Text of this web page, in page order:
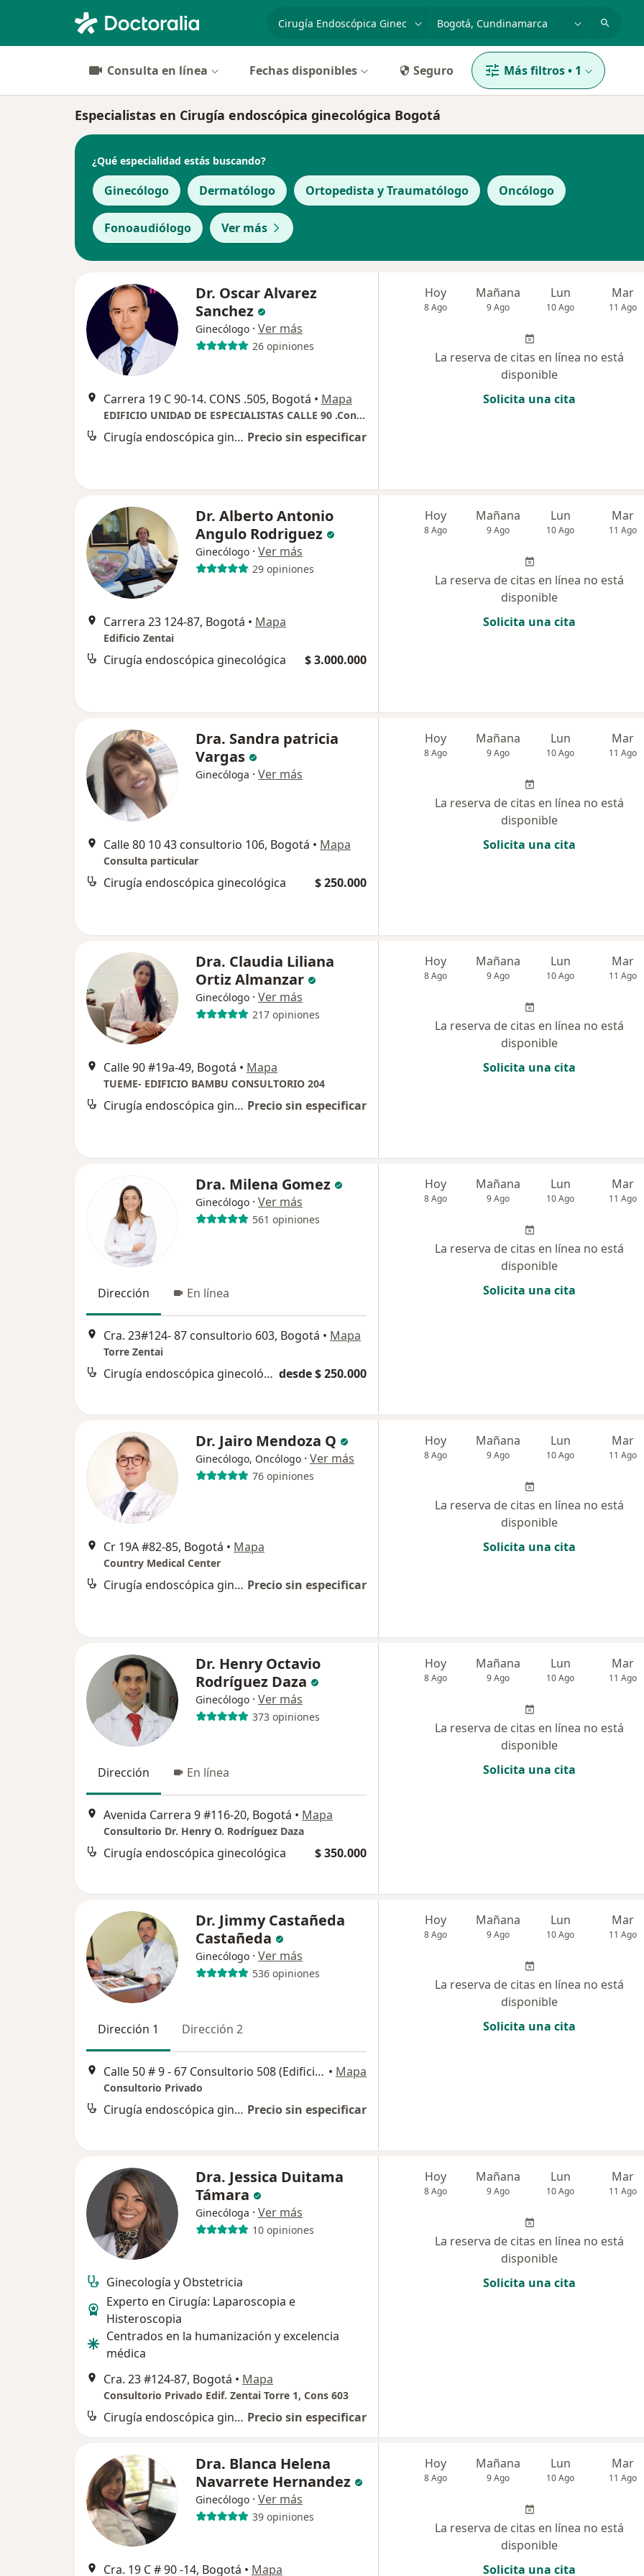
especialidad, enfermedad o nombre
p. ej. Bogotá
Consulta en línea Fechas disponibles Seguro Más filtros• 1
Especialistas en Cirugía endoscópica ginecológica Bogotá
¿Qué especialidad estás buscando?
Ginecólogo Dermatólogo Ortopedista y Traumatólogo Oncólogo
Fonoaudiólogo Ver más
Dr. Oscar Alvarez
Sanchez
Ginecólogo · Ver más
26 opiniones
Carrera 19 C 90-14. CONS .505, Bogotá • Mapa
EDIFICIO UNIDAD DE ESPECIALISTAS CALLE 90 .Consultorio 505.CHICÓ. BOGO´TA. (frente a CLINICA DE LA MUJER-)
Cirugía endoscópica ginecológica Precio sin especificar
Hoy
8 Ago
Mañana
9 Ago
Lun
10 Ago
Mar
11 Ago
La reserva de citas en línea no está
disponible
Solicita una cita
Dr. Alberto Antonio
Angulo Rodriguez
Ginecólogo · Ver más
29 opiniones
Carrera 23 124-87, Bogotá • Mapa
Edificio Zentai
Cirugía endoscópica ginecológica $ 3.000.000
Hoy
8 Ago
Mañana
9 Ago
Lun
10 Ago
Mar
11 Ago
La reserva de citas en línea no está
disponible
Solicita una cita
Dra. Sandra patricia
Vargas
Ginecóloga · Ver más
Calle 80 10 43 consultorio 106, Bogotá • Mapa
Consulta particular
Cirugía endoscópica ginecológica $ 250.000
Hoy
8 Ago
Mañana
9 Ago
Lun
10 Ago
Mar
11 Ago
La reserva de citas en línea no está
disponible
Solicita una cita
Dra. Claudia Liliana
Ortiz Almanzar
Ginecólogo · Ver más
217 opiniones
Calle 90 #19a-49, Bogotá • Mapa
TUEME- EDIFICIO BAMBU CONSULTORIO 204
Cirugía endoscópica ginecológica Precio sin especificar
Hoy
8 Ago
Mañana
9 Ago
Lun
10 Ago
Mar
11 Ago
La reserva de citas en línea no está
disponible
Solicita una cita
Dra. Milena Gomez
Ginecólogo · Ver más
561 opiniones
Dirección En línea
Cra. 23#124- 87 consultorio 603, Bogotá • Mapa
Torre Zentai
Cirugía endoscópica ginecológica desde $ 250.000
Hoy
8 Ago
Mañana
9 Ago
Lun
10 Ago
Mar
11 Ago
La reserva de citas en línea no está
disponible
Solicita una cita
Dr. Jairo Mendoza Q
Ginecólogo, Oncólogo · Ver más
76 opiniones
Cr 19A #82-85, Bogotá • Mapa
Country Medical Center
Cirugía endoscópica ginecológica Precio sin especificar
Hoy
8 Ago
Mañana
9 Ago
Lun
10 Ago
Mar
11 Ago
La reserva de citas en línea no está
disponible
Solicita una cita
Dr. Henry Octavio
Rodríguez Daza
Ginecólogo · Ver más
373 opiniones
Dirección En línea
Avenida Carrera 9 #116-20, Bogotá • Mapa
Consultorio Dr. Henry O. Rodríguez Daza
Cirugía endoscópica ginecológica $ 350.000
Hoy
8 Ago
Mañana
9 Ago
Lun
10 Ago
Mar
11 Ago
La reserva de citas en línea no está
disponible
Solicita una cita
Dr. Jimmy Castañeda
Castañeda
Ginecólogo · Ver más
536 opiniones
Dirección 1 Dirección 2
Calle 50 # 9 - 67 Consultorio 508 (Edificio de Consultorios Clínica de Marly), Bogotá • Mapa
Consultorio Privado
Cirugía endoscópica ginecológica Precio sin especificar
Hoy
8 Ago
Mañana
9 Ago
Lun
10 Ago
Mar
11 Ago
La reserva de citas en línea no está
disponible
Solicita una cita
Dra. Jessica Duitama
Támara
Ginecóloga · Ver más
10 opiniones
Ginecología y Obstetricia
Experto en Cirugía: Laparoscopia e
Histeroscopia
Centrados en la humanización y excelencia
médica
Cra. 23 #124-87, Bogotá • Mapa
Consultorio Privado Edif. Zentai Torre 1, Cons 603
Cirugía endoscópica ginecológica Precio sin especificar
Hoy
8 Ago
Mañana
9 Ago
Lun
10 Ago
Mar
11 Ago
La reserva de citas en línea no está
disponible
Solicita una cita
Dra. Blanca Helena
Navarrete Hernandez
Ginecólogo · Ver más
39 opiniones
Cra. 19 C # 90 -14, Bogotá • Mapa
Hoy
8 Ago
Mañana
9 Ago
Lun
10 Ago
Mar
11 Ago
La reserva de citas en línea no está
disponible
Solicita una cita